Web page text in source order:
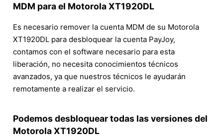
MDM para el Motorola XT1920DL
Es necesario remover la cuenta MDM de su Motorola
XT1920DL para desbloquear la cuenta PayJoy,
contamos con el software necesario para esta
liberación, no necesita conocimientos técnicos
avanzados, ya que nuestros técnicos le ayudarán
remotamente a realizar el servicio.
Podemos desbloquear todas las versiones del
Motorola XT1920DL